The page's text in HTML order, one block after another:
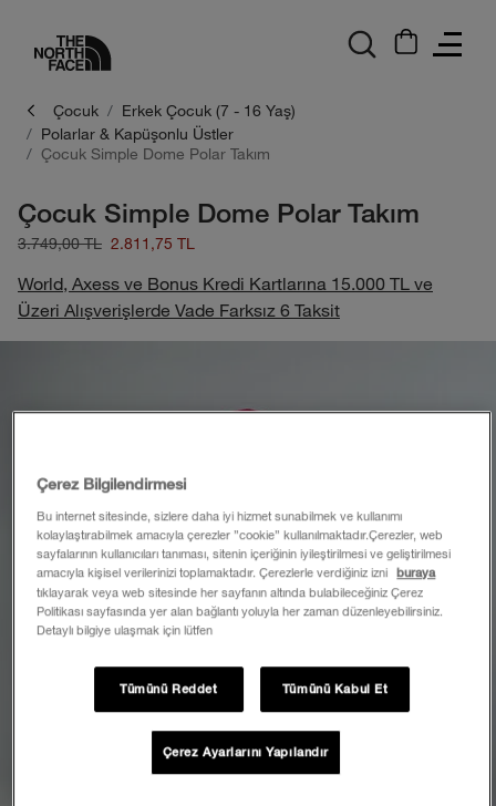
Çocuk
Erkek Çocuk (7 - 16 Yaş)
Polarlar & Kapüşonlu Üstler
Çocuk Simple Dome Polar Takım
Çocuk Simple Dome Polar Takım
2.811,75 TL
3.749,00 TL
World, Axess ve Bonus Kredi Kartlarına 15.000 TL ve
Üzeri Alışverişlerde Vade Farksız 6 Taksit
Çerez Bilgilendirmesi
Bu internet sitesinde, sizlere daha iyi hizmet sunabilmek ve kullanımı
kolaylaştırabilmek amacıyla çerezler ”cookie” kullanılmaktadır.Çerezler, web
sayfalarının kullanıcıları tanıması, sitenin içeriğinin iyileştirilmesi ve geliştirilmesi
amacıyla kişisel verilerinizi toplamaktadır. Çerezlerle verdiğiniz izni
buraya
tıklayarak veya web sitesinde her sayfanın altında bulabileceğiniz Çerez
Politikası sayfasında yer alan bağlantı yoluyla her zaman düzenleyebilirsiniz.
Detaylı bilgiye ulaşmak için lütfen
Tümünü Reddet Tümünü Kabul Et
Çerez Ayarlarını Yapılandır